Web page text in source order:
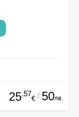
25.57
€ / 50лв.